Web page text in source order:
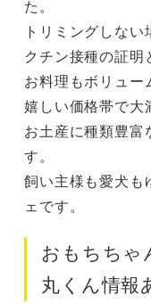
た。
トリミングしな
クチン接種の証明
お料理もボリュー
嬉しい価格帯で大
お土産に種類豊富
す。
飼い主様も愛犬も
ェです。
おもちちゃ
丸くん情報